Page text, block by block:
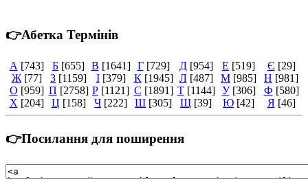
👉Абетка Термінів
А [743] Б [655] В [1641] Г [729] Д [954] Е [519] Є [29]
Ж [77] З [1159] І [379] К [1945] Л [487] М [985] Н [981]
О [959] П [2758] Р [1121] С [1891] Т [1144] У [306] Ф [580]
Х [204] Ц [158] Ч [222] Ш [305] Щ [39] Ю [42] Я [46]
👉Посилання для поширення